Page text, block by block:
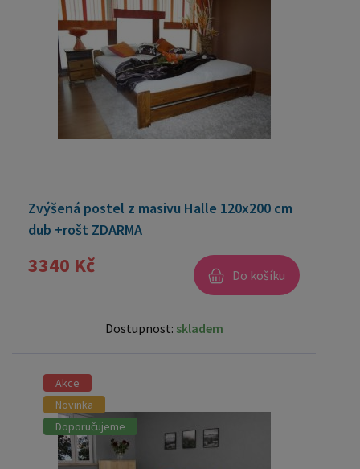
Zvýšená postel z masivu Halle 120x200 cm
dub +rošt ZDARMA
3340 Kč Do košíku
Dostupnost: skladem
Akce
Novinka
Doporučujeme